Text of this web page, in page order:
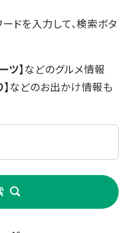
ドを入力して、検索ボタ
ツ】などのグルメ情報
などのお出かけ情報も